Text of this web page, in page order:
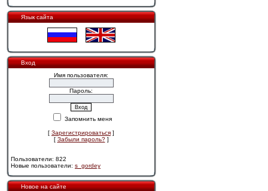
Язык сайта
Вход
Имя пользователя:
Пароль:
Запомнить меня
[ Зарегистрироваться ]
[ Забыли пароль?]
Пользователи: 822
Новые пользователи: s_gordey
Новое на сайте